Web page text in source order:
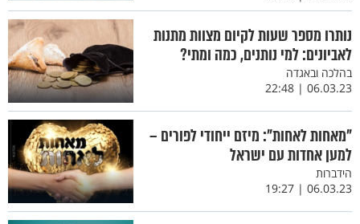
נותרו מספר שעות לקיום מצוות מתנות
לאביונים: למי נותנים, כמה ומתי?
בהלכה ובאגדה
06.03.23 | 22:48
"מאחות לאחות": מיזם ייחודי לפורים –
למען אחדות עם ישראל
הידברות
06.03.23 | 19:27